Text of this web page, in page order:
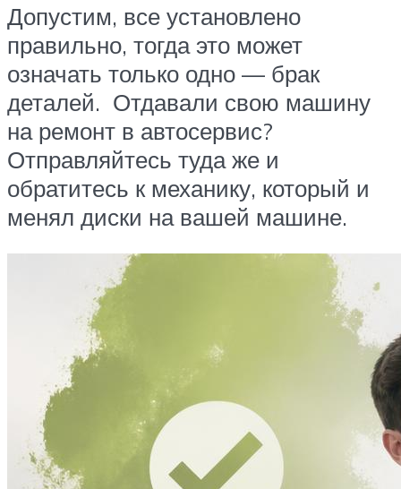
Допустим, все установлено
правильно, тогда это может
означать только одно — брак
деталей. Отдавали свою машину
на ремонт в автосервис?
Отправляйтесь туда же и
обратитесь к механику, который и
менял диски на вашей машине.